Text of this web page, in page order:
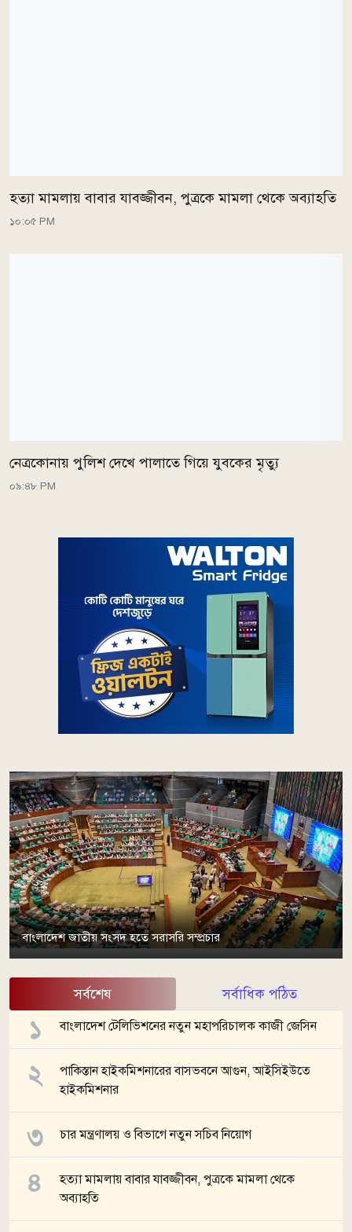
হত্যা মামলায় বাবার যাবজ্জীবন, পুত্রকে মামলা থেকে অব্যাহতি
১০:০৫ PM
নেত্রকোনায় পুলিশ দেখে পালাতে গিয়ে যুবকের মৃত্যু
০৯:৪৮ PM
বাংলাদেশ জাতীয় সংসদ হতে সরাসরি সম্প্রচার
সর্বশেষ সর্বাধিক পঠিত
বাংলাদেশ টেলিভিশনের নতুন মহাপরিচালক কাজী জেসিন
পাকিস্তান হাইকমিশনারের বাসভবনে আগুন, আইসিইউতে
হাইকমিশনার
চার মন্ত্রণালয় ও বিভাগে নতুন সচিব নিয়োগ
হত্যা মামলায় বাবার যাবজ্জীবন, পুত্রকে মামলা থেকে
অব্যাহতি